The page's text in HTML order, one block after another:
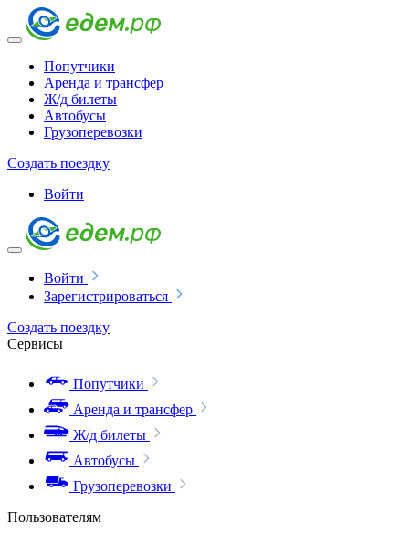
Попутчики
Аренда и трансфер
Ж/д билеты
Автобусы
Грузоперевозки
Создать поездку
Войти
Войти
Зарегистрироваться
Создать поездку
Сервисы
Попутчики
Аренда и трансфер
Ж/д билеты
Автобусы
Грузоперевозки
Пользователям